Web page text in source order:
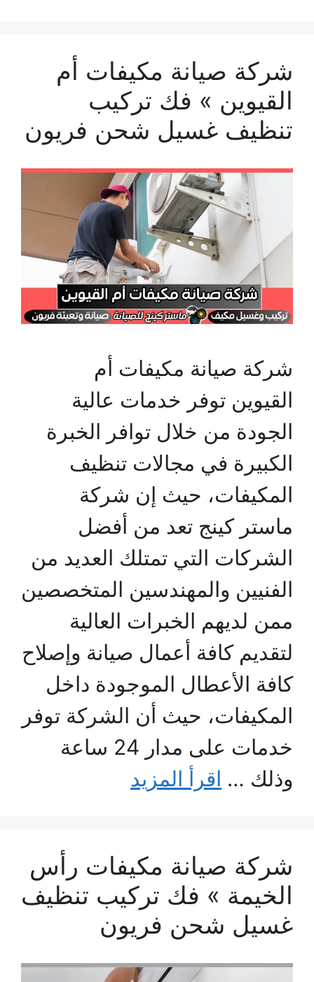
شركة صيانة مكيفات أم
القيوين » فك تركيب
تنظيف غسيل شحن فريون
شركة صيانة مكيفات أم
القيوين توفر خدمات عالية
الجودة من خلال توافر الخبرة
الكبيرة في مجالات تنظيف
المكيفات، حيث إن شركة
ماستر كينج تعد من أفضل
الشركات التي تمتلك العديد من
الفنيين والمهندسين المتخصصين
ممن لديهم الخبرات العالية
لتقديم كافة أعمال صيانة وإصلاح
كافة الأعطال الموجودة داخل
المكيفات، حيث أن الشركة توفر
خدمات على مدار 24 ساعة
وذلك … اقرأ المزيد
شركة صيانة مكيفات رأس
الخيمة » فك تركيب تنظيف
غسيل شحن فريون